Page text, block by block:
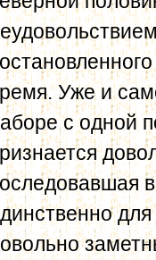
Уже и
с одной